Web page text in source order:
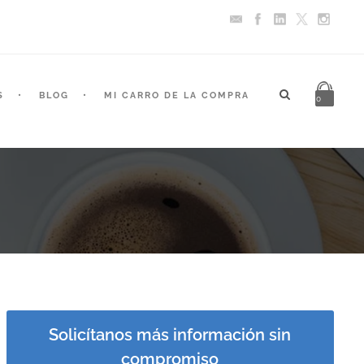
BLOG MI CARRO DE LA COMPRA 0
Solicítanos más información sin
compromiso